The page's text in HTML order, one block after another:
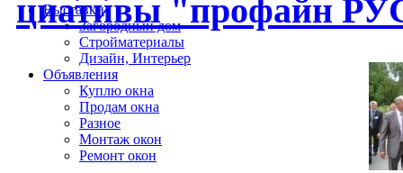
Выставки
Загородный дом
Стройматериалы
Дизайн, Интерьер
Объявления
Куплю окна
Продам окна
Разное
Монтаж окон
Ремонт окон
ци­ати­вы "про­файн